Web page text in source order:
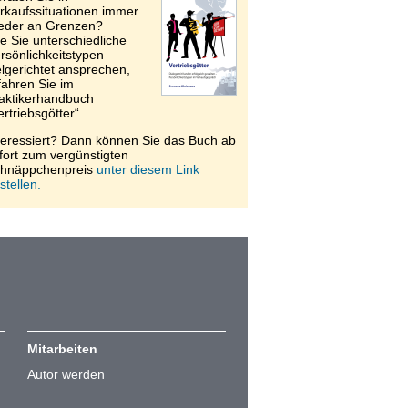
immer
an Grenzen?
Sie unterschiedliche
ansprechen,
Sie im
Dann können Sie das Buch ab
zum vergünstigten
unter diesem Link
Mitarbeiten
Autor werden